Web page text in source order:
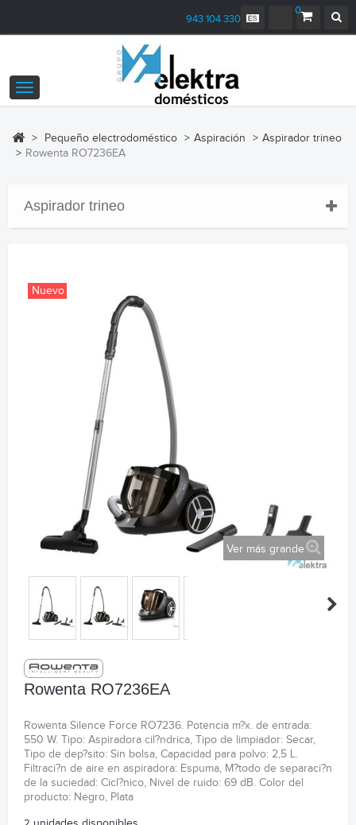
0
943 104 330
Navegación
Toggle
> Pequeño electrodoméstico > Aspiración > Aspirador trineo
> Rowenta RO7236EA
Aspirador trineo
Nuevo
Ver más grande
Rowenta RO7236EA
Rowenta Silence Force RO7236. Potencia m?x. de entrada:
550 W. Tipo: Aspiradora cil?ndrica, Tipo de limpiador: Secar,
Tipo de dep?sito: Sin bolsa, Capacidad para polvo: 2,5 L.
Filtraci?n de aire en aspiradora: Espuma, M?todo de separaci?n
de la suciedad: Cicl?nico, Nivel de ruido: 69 dB. Color del
producto: Negro, Plata